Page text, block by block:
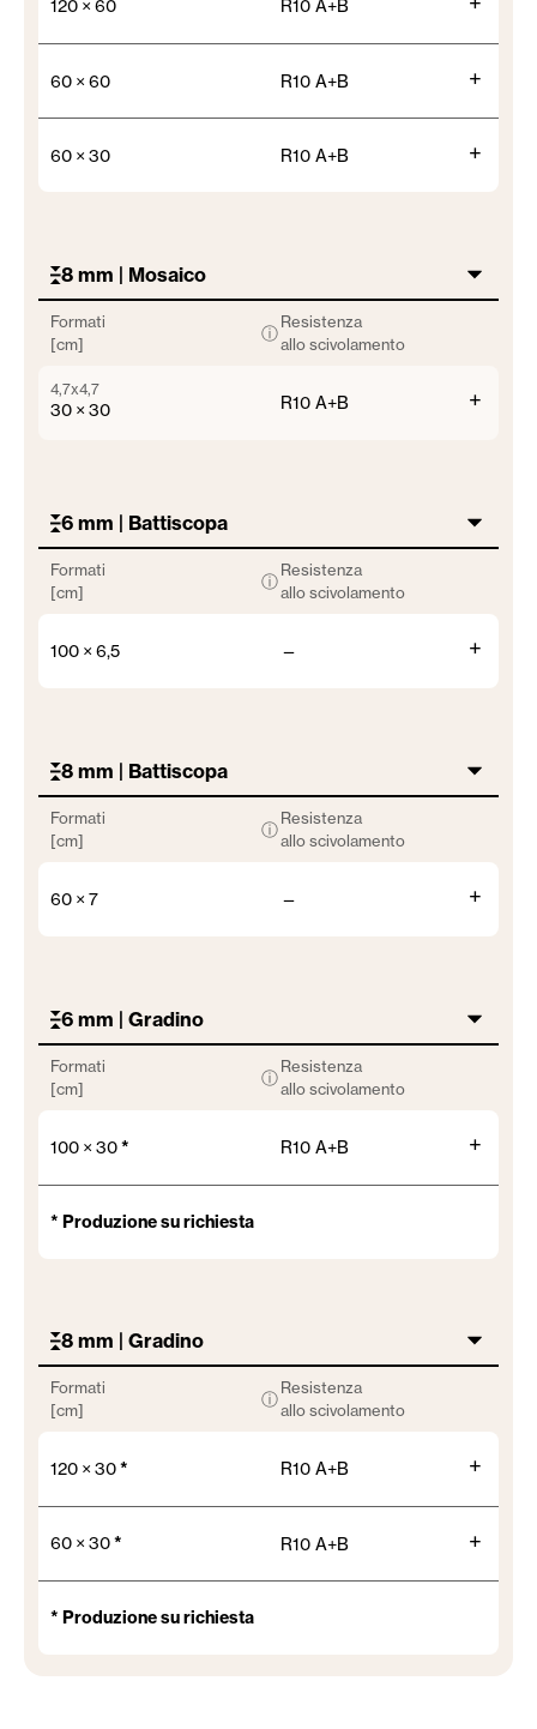
120 × 60 R10 A+B
60 × 60 R10 A+B +
60 × 30 R10 A+B +
8 mm | Mosaico
Formati
[cm]
Resistenza
allo scivolamento
ⓘ
4,7x4,7
30 × 30 R10 A+B +
6 mm | Battiscopa
Formati
[cm]
Resistenza
allo scivolamento
ⓘ
100 × 6,5 — +
8 mm | Battiscopa
Formati
[cm]
Resistenza
allo scivolamento
ⓘ
60 × 7 — +
6 mm | Gradino
Formati
[cm]
Resistenza
allo scivolamento
ⓘ
100 × 30* R10 A+B +
* Produzione su richiesta
8 mm | Gradino
Formati
[cm]
Resistenza
allo scivolamento
ⓘ
120 × 30* R10 A+B +
60 × 30* R10 A+B +
* Produzione su richiesta